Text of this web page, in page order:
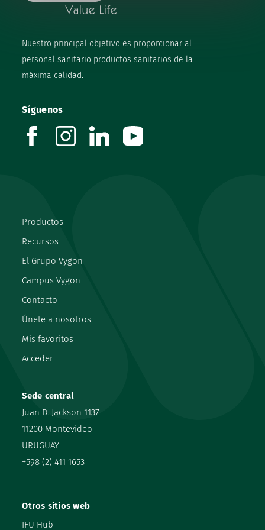
Nuestro principal objetivo es proporcionar al
personal sanitario productos sanitarios de la
máxima calidad.
Sede central
Juan D. Jackson 1137
11200 Montevideo
URUGUAY
+598 (2) 411 1653
Productos
Recursos
El Grupo Vygon
Campus Vygon
Contacto
Únete a nosotros
Mis favoritos
Acceder
Otros sitios web
IFU Hub
Síguenos
facebookinstagramlinkedin